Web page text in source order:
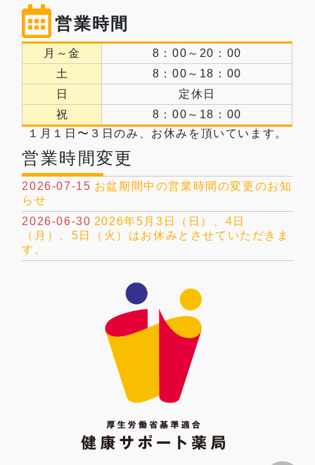
営業時間
月～金
8：00～20：00
土
8：00～18：00
日
定休日
祝
8：00～18：00
１月１日〜３日のみ、お休みを頂いています。
営業時間変更
2026-07-15 お盆期間中の営業時間の変更のお知
らせ
2026-06-30 2026年5月3日（日）、4日
（月）、5日（火）はお休みとさせていただきま
す。